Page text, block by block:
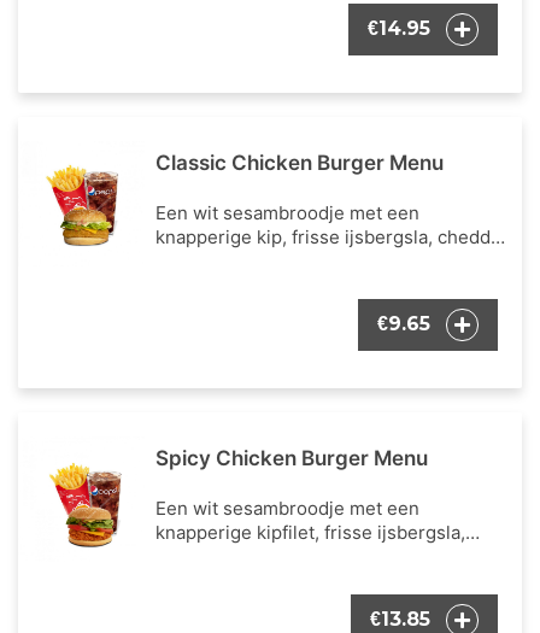
dressing. Inclusief een portie Franse
frietjes en een frisdrank naar keuze.
€14.95
Classic Chicken Burger Menu
Een wit sesambroodje met een
knapperige kip, frisse ijsbergsla, cheddar
€9.65
Spicy Chicken Burger Menu
Een wit sesambroodje met een
knapperige kipfilet, frisse ijsbergsla,
portie Franse frietjes en een frisdrank
€13.85